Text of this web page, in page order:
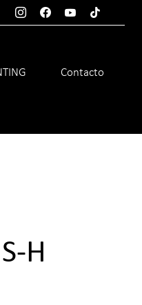
Contacto
H